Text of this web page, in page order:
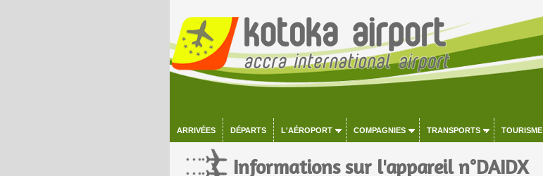
ARRIVÉES DÉPARTS L'AÉROPORT COMPAGNIES TRANSPORTS TOURISME
Informations sur l'appareil n°DAIDX